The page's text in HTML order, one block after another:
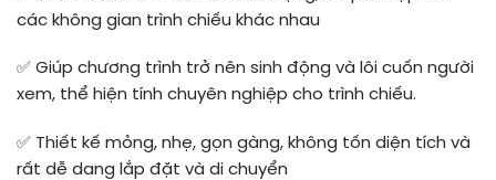
các không gian trình chiếu khác nhau
✅ Giúp chương trình trở nên sinh động và lôi cuốn người
xem, thể hiện tính chuyên nghiệp cho trình chiếu.
✅ Thiết kế mỏng, nhẹ, gọn gàng, không tốn diện tích và
rất dễ dang lắp đặt và di chuyển